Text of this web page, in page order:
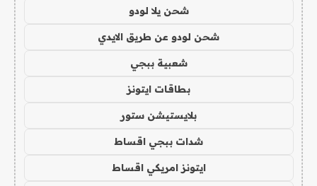
شحن يلا لودو
شحن لودو عن طريق الايدي
شعبية ببجي
بطاقات ايتونز
بلايستيشن ستور
شدات ببجي اقساط
ايتونز امريكي اقساط